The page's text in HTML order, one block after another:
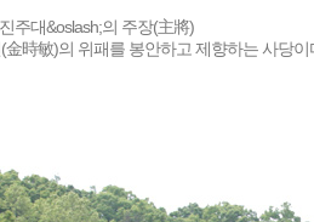
주대&oslash;의 주장(主將)
金時敏)의 위패를 봉안하고 제향하는 사당이